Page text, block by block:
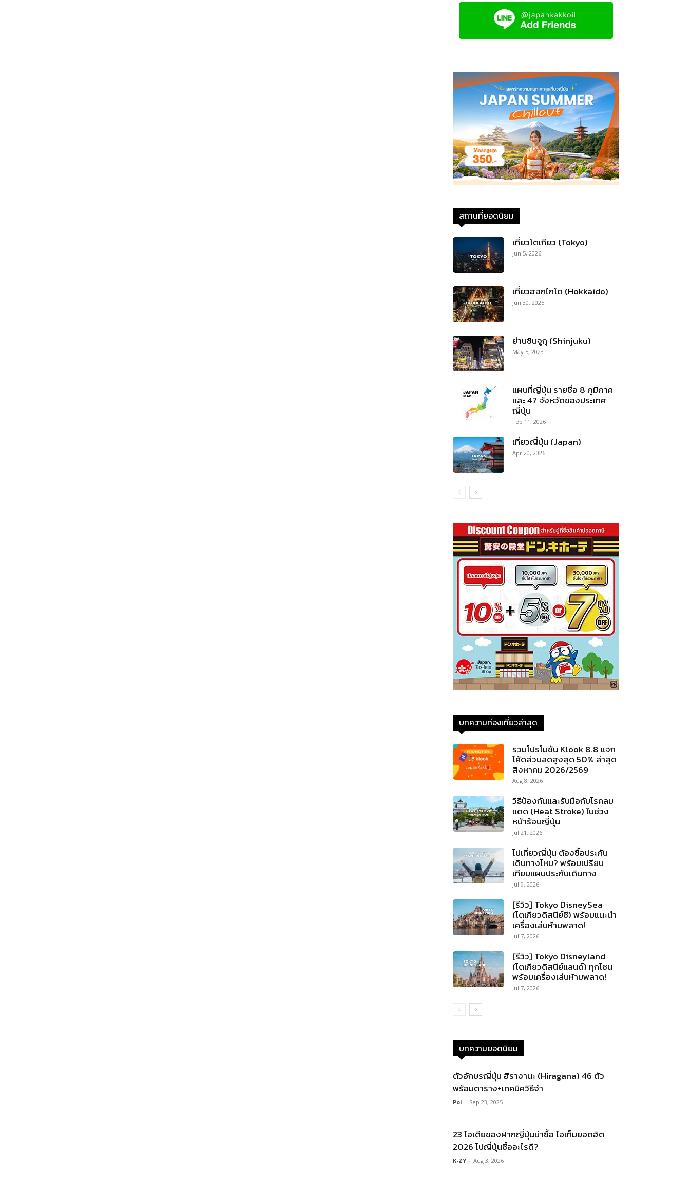
สถานที่ยอดนิยม
เที่ยวโตเกียว (Tokyo)
Jun 5, 2026
เที่ยวฮอกไกโด (Hokkaido)
Jun 30, 2025
ย่านชินจูกุ (Shinjuku)
May 5, 2023
แผนที่ญี่ปุ่น รายชื่อ 8 ภูมิภาค
และ 47 จังหวัดของประเทศ
ญี่ปุ่น
Feb 11, 2026
เที่ยวญี่ปุ่น (Japan)
Apr 20, 2026
บทความท่องเที่ยวล่าสุด
รวมโปรโมชัน Klook 8.8 แจก
โค้ดส่วนลดสูงสุด 50% ล่าสุด
สิงหาคม 2026/2569
Aug 8, 2026
วิธีป้องกันและรับมือกับโรคลม
แดด (Heat Stroke) ในช่วง
หน้าร้อนญี่ปุ่น
Jul 21, 2026
ไปเที่ยวญี่ปุ่น ต้องซื้อประกัน
เดินทางไหม? พร้อมเปรียบ
เทียบแผนประกันเดินทาง
Jul 9, 2026
[รีวิว] Tokyo DisneySea
(โตเกียวดิสนีย์ซี) พร้อมแนะนำ
เครื่องเล่นห้ามพลาด!
Jul 7, 2026
[รีวิว] Tokyo Disneyland
(โตเกียวดิสนีย์แลนด์) ทุกโซน
พร้อมเครื่องเล่นห้ามพลาด!
Jul 7, 2026
บทความยอดนิยม
ตัวอักษรญี่ปุ่น ฮิรางานะ (Hiragana) 46 ตัว
พร้อมตาราง+เทคนิควิธีจำ
Poi - Sep 23, 2025
23 ไอเดียของฝากญี่ปุ่นน่าซื้อ ไอเท็มยอดฮิต
2026 ไปญี่ปุ่นซื้ออะไรดี?
K-ZY - Aug 3, 2026